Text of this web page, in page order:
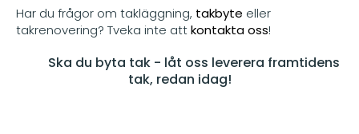
Har du frågor om takläggning, takbyte eller
takrenovering? Tveka inte attkontakta oss!
Ska du byta tak - låt oss leverera framtidens
tak, redan idag!